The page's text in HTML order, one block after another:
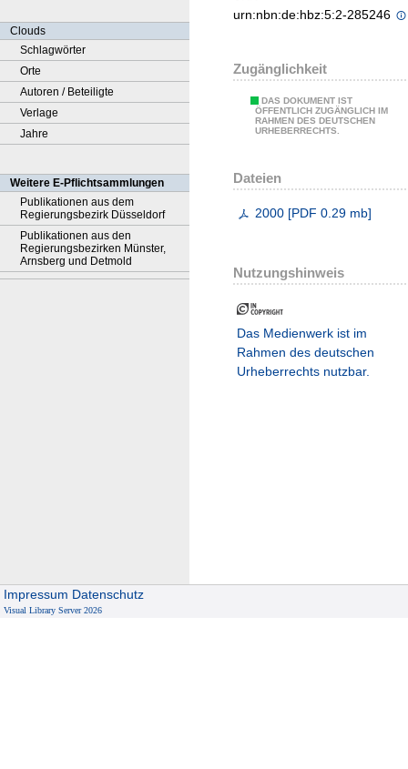
Clouds
Schlagwörter
Orte
Autoren / Beteiligte
Verlage
Jahre
Weitere E-Pflichtsammlungen
Publikationen aus dem
Regierungsbezirk Düsseldorf
Publikationen aus den
Regierungsbezirken Münster,
Arnsberg und Detmold
urn:nbn:de:hbz:5:2-285246
Zugänglichkeit
DAS DOKUMENT IST
ÖFFENTLICH ZUGÄNGLICH IM
RAHMEN DES DEUTSCHEN
URHEBERRECHTS.
Dateien
2000 [PDF 0.29 mb]
Nutzungshinweis
Das Medienwerk ist im
Rahmen des deutschen
Urheberrechts nutzbar.
Impressum Datenschutz
Visual Library Server 2026